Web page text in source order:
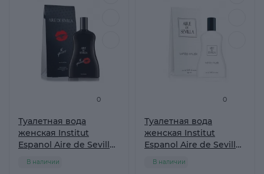
0
Туалетная вода
женская Institut
Espanol Aire de Sevilla
В наличии
0
Туалетная вода
женская Institut
Espanol Aire de Sevilla
В наличии